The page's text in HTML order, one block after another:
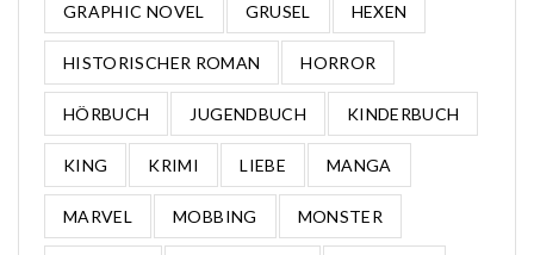
GRAPHIC NOVEL GRUSEL HEXEN
HISTORISCHER ROMAN HORROR
HÖRBUCH JUGENDBUCH KINDERBUCH
KING KRIMI LIEBE MANGA
MARVEL MOBBING MONSTER